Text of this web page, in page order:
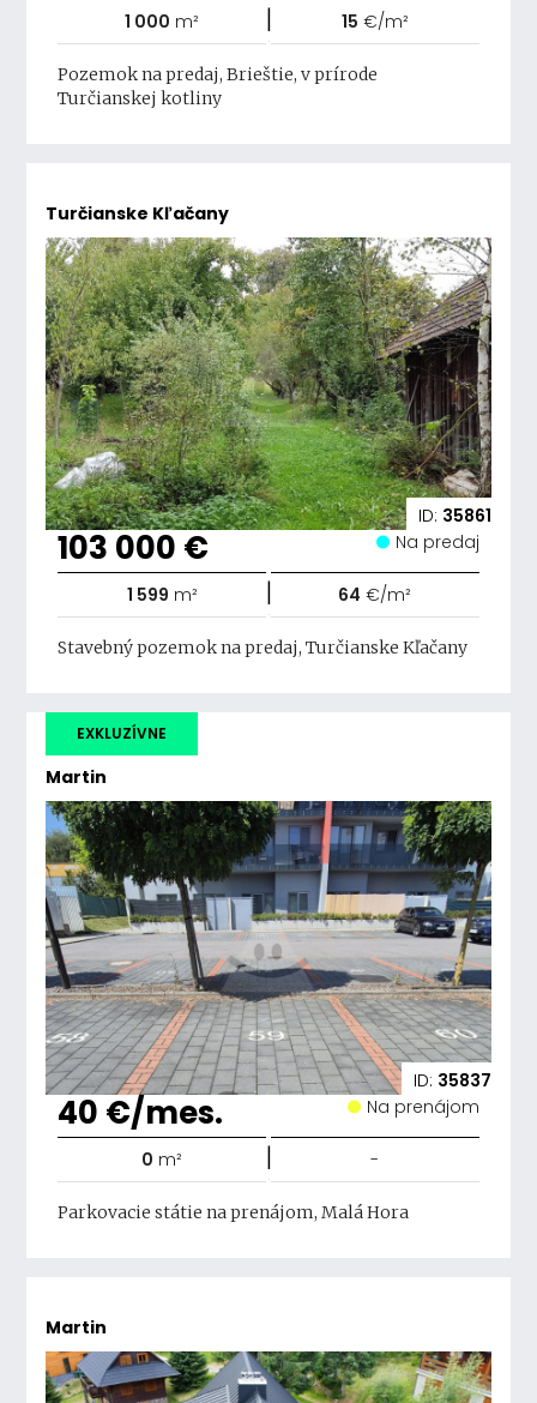
1 000 m² | 15 €/m²
Pozemok na predaj, Brieštie, v prírode
Turčianskej kotliny
Turčianske Kľačany
ID: 35861
103 000 € Na predaj
1 599 m² | 64 €/m²
Stavebný pozemok na predaj, Turčianske Kľačany
Martin
EXKLUZÍVNE
ID: 35837
40 €/mes. Na prenájom
0 m² | -
Parkovacie státie na prenájom, Malá Hora
Martin